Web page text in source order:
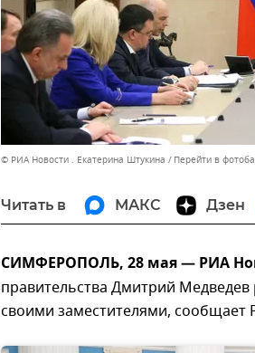
© РИА Новости . Екатерина Штукина Перейти в
Читать в МАКС Дзен
СИМФЕРОПОЛЬ, 28 мая — РИА
правительства Дмитрий
своими заместителями, сообщает